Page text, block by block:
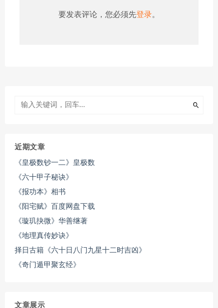
要发表评论，您必须先登录。
近期文章
《皇极数钞一二》皇极数
《六十甲子秘诀》
《报功本》相书
《阳宅赋》百度网盘下载
《璇玑抉微》华善继著
《地理真传妙诀》
择日古籍《六十日八门九星十二时吉凶》
《奇门遁甲聚玄经》
文章展示